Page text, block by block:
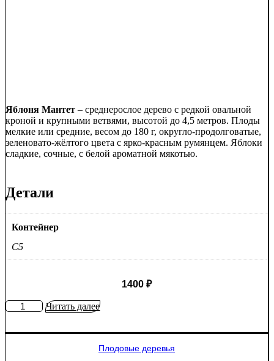
Яблоня Мантет – среднерослое дерево с редкой овальной
кроной и крупными ветвями, высотой до 4,5 метров. Плоды
мелкие или средние, весом до 180 г, округло-продолговатые,
зеленовато-жёлтого цвета с ярко-красным румянцем. Яблоки
сладкие, сочные, с белой ароматной мякотью.
Детали
Контейнер
C5
1400 ₽
КоличествоЧитать далее
Плодовые деревья